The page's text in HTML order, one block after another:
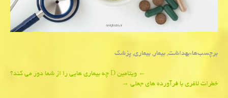
برچسب‌ها:بهداشت,بیمار,بیماری,پزشك
navigation
←ویتامین D چه بیماری هایی را از شما دور می کند؟
خطرات لاغری با فرآورده های جعلی→